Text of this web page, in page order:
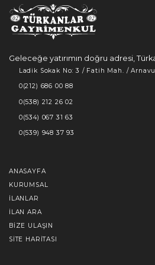
Geleceğe yatırımın doğru adresi,
Ladik Sokak No: 3 / Fatih Mah. /
0(212) 686 00 88
0(538) 212 26 02
0(534) 067 31 63
0(539) 948 37 93
ANASAYFA
KURUMSAL
İLANLAR
İLAN ARA
BIZE ULAŞIN
SITE HARITASI